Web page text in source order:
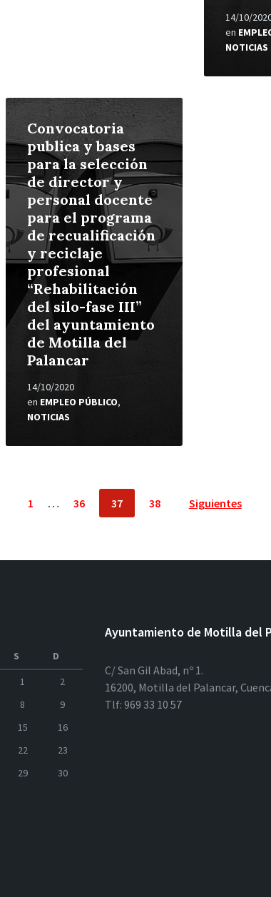
14/10/
en
NOTICIAS
Convocatoria
publica y bases
para la selección
de director y
personal docente
para el programa
de recualificación
y reciclaje
profesional
“Rehabilitación
del silo-fase III”
del ayuntamiento
de Motilla del
Palancar
14/10/2020
en EMPLEO PÚBLICO,
NOTICIAS
Leer
más
1 … 36 37 38 Siguientes
S
D
1
2
8
9
15
16
22
23
29
30
Ayuntamiento de Motilla del
C/ San Gil Abad, nº 1.
16200, Motilla del Palancar,
Tlf: 969 33 10 57